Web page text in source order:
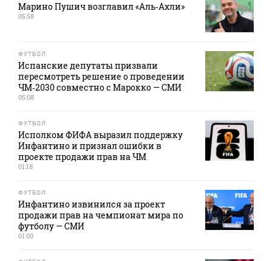
Марино Пушич возглавил «Аль‑Ахли»
05:58
ФУТБОЛ
Испанские депутаты призвали
пересмотреть решение о проведении
ЧМ‑2030 совместно с Марокко — СМИ
05:08
ФУТБОЛ
Исполком ФИФА выразил поддержку
Инфантино и признал ошибки в
проекте продажи прав на ЧМ
01:18
ФУТБОЛ
Инфантино извинился за проект
продажи прав на чемпионат мира по
футболу — СМИ
01:00